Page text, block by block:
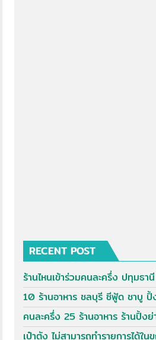
RECENT POST
ร้านไหนเข้าร่วมคนละครึ่ง ปทุมธานี
10 ร้านอาหาร ชลบุรี ซีฟู้ด ชาบู ปิ้
คนละครึ่ง 25 ร้านอาหาร ร้านปิ้ง
เป๋าตัง ไม่สามารถทำรายการได้ใ